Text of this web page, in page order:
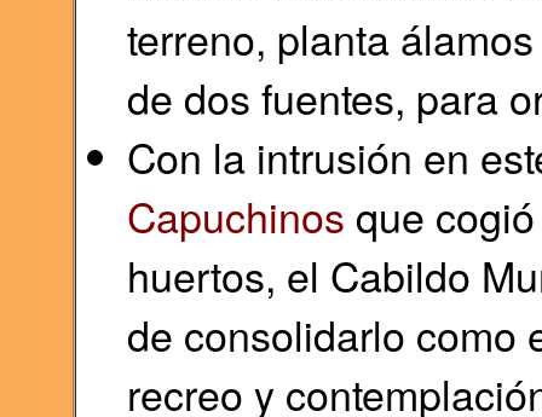
terreno, planta
de dos fuentes, para
Con la intrusión en
Capuchinos que
huertos, el Cabildo
de consolidarlo como
recreo y